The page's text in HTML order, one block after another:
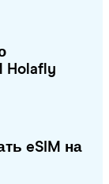
Holafly
eSIM на